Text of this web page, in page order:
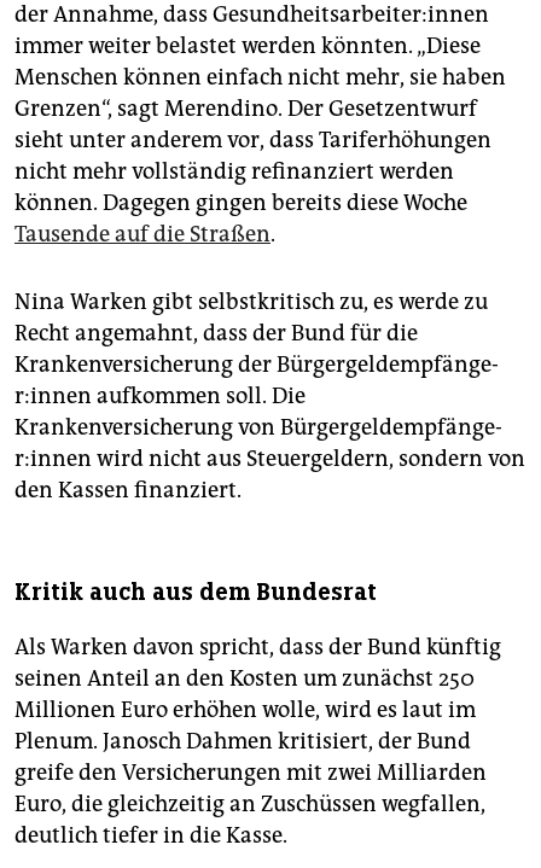
der Annahme, dass Ge­sund­heits­ar­bei­te­r:in­nen
immer weiter belastet werden könnten. „Diese
Menschen können einfach nicht mehr, sie haben
Grenzen“, sagt Merendino. Der Gesetzentwurf
sieht unter anderem vor, dass Tariferhöhungen
nicht mehr vollständig refinanziert werden
können. Dagegen gingen bereits diese Woche
Tausende auf die Straßen.
Nina Warken gibt selbstkritisch zu, es werde zu
Recht angemahnt, dass der Bund für die
Krankenversicherung der Bür­ger­geld­emp­fän­ge­
r:in­nen aufkommen soll. Die
Krankenversicherung von Bür­ger­geld­emp­fän­ge­
r:in­nen wird nicht aus Steuergeldern, sondern von
den Kassen finanziert.
Kritik auch aus dem Bundesrat
Als Warken davon spricht, dass der Bund künftig
seinen Anteil an den Kosten um zunächst 250
Millionen Euro erhöhen wolle, wird es laut im
Plenum. Janosch Dahmen kritisiert, der Bund
greife den Versicherungen mit zwei Milliarden
Euro, die gleichzeitig an Zuschüssen wegfallen,
deutlich tiefer in die Kasse.